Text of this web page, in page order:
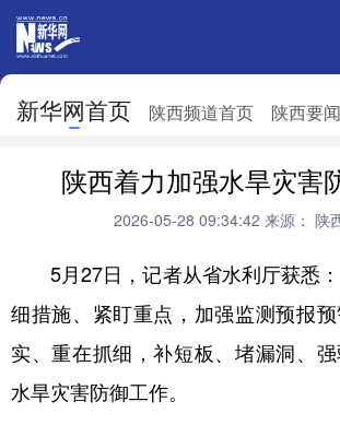
搜
新华网首页 陕西频道首页 陕西要闻
网站地图
北京 天津 河北
安徽 福建
广东
陕西着力加强水旱灾害
2026-05-28 09:34:42 来源： 陕
5月27日，记者从省水利厅获悉：
细措施、紧盯重点，加强监测预报
实、重在抓细，补短板、堵漏洞、
水旱灾害防御工作。